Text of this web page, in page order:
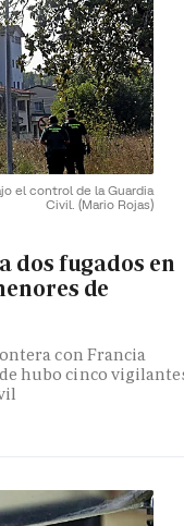
el control de la Guardia
Civil. (Mario Rojas)
dos fugados en
de
con Francia
hubo cinco